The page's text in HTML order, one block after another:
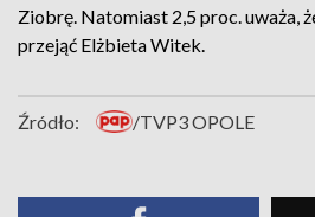
Ziobrę. Natomiast 2,5 proc. uważa,
przejąć Elżbieta Witek.
Źródło: /TVP3 OPOLE